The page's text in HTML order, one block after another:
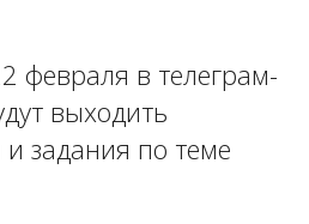
февраля в телеграм-
выходить
и задания по теме